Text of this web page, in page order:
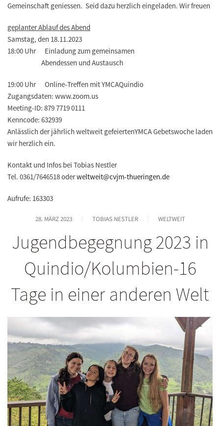
Gemeinschaft geniessen. Seid dazu herzlich eingeladen. Wir freuen
geplanter Ablauf des Abend
Samstag, den 18.11.2023
18:00 Uhr Einladung zum gemeinsamen
Abendessen und Austausch
19:00 Uhr Online-Treffen mit YMCAQuindio
Zugangsdaten: www.zoom.us
Meeting-ID: 879 7719 0111
Kenncode: 632939
Anlässlich der jährlich weltweit gefeiertenYMCA Gebetswoche laden
wir herzlich ein.
Kontakt und Infos bei Tobias Nestler
Tel. 0361/7646518 oderweltweit@cvjm-thueringen.de
Aufrufe: 163303
28. MÄRZ 2023 TOBIAS NESTLER WELTWEIT
Jugendbegegnung 2023 in
Quindio/Kolumbien-16
Tage in einer anderen Welt